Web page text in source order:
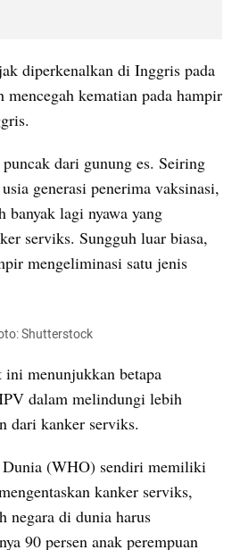
diperkenalkan di Inggris pada
kematian pada hampir
dari gunung es. Seiring
generasi penerima vaksinasi,
lagi nyawa yang
serviks. Sungguh luar biasa,
mengeliminasi satu jenis
Shutterstock
ini menunjukkan betapa
dalam melindungi lebih
dari kanker serviks.
Dunia (WHO) sendiri memiliki
kanker serviks,
negara di dunia harus
90 persen anak perempuan